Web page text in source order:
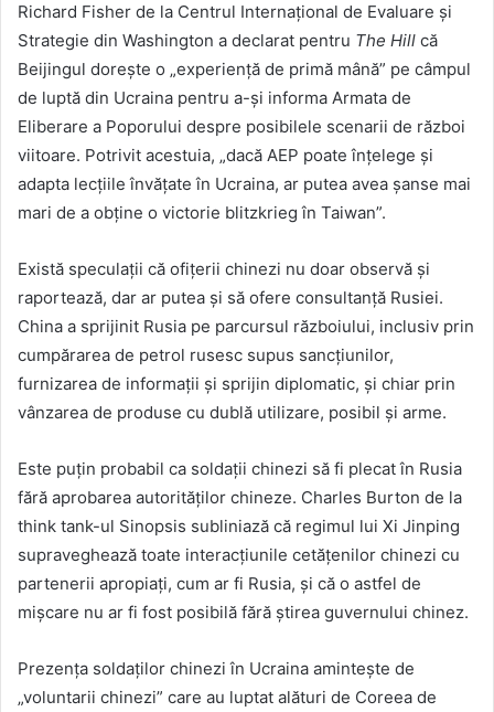
Richard Fisher de la Centrul Internațional de Evaluare și
Strategie din Washington a declarat pentru The Hill că
Beijingul dorește o „experiență de primă mână” pe câmpul
de luptă din Ucraina pentru a-și informa Armata de
Eliberare a Poporului despre posibilele scenarii de război
viitoare. Potrivit acestuia, „dacă AEP poate înțelege și
adapta lecțiile învățate în Ucraina, ar putea avea șanse mai
mari de a obține o victorie blitzkrieg în Taiwan”.
Există speculații că ofițerii chinezi nu doar observă și
raportează, dar ar putea și să ofere consultanță Rusiei.
China a sprijinit Rusia pe parcursul războiului, inclusiv prin
cumpărarea de petrol rusesc supus sancțiunilor,
furnizarea de informații și sprijin diplomatic, și chiar prin
vânzarea de produse cu dublă utilizare, posibil și arme.
Este puțin probabil ca soldații chinezi să fi plecat în Rusia
fără aprobarea autorităților chineze. Charles Burton de la
think tank-ul Sinopsis subliniază că regimul lui Xi Jinping
supraveghează toate interacțiunile cetățenilor chinezi cu
partenerii apropiați, cum ar fi Rusia, și că o astfel de
mișcare nu ar fi fost posibilă fără știrea guvernului chinez.
Prezența soldaților chinezi în Ucraina amintește de
„voluntarii chinezi” care au luptat alături de Coreea de